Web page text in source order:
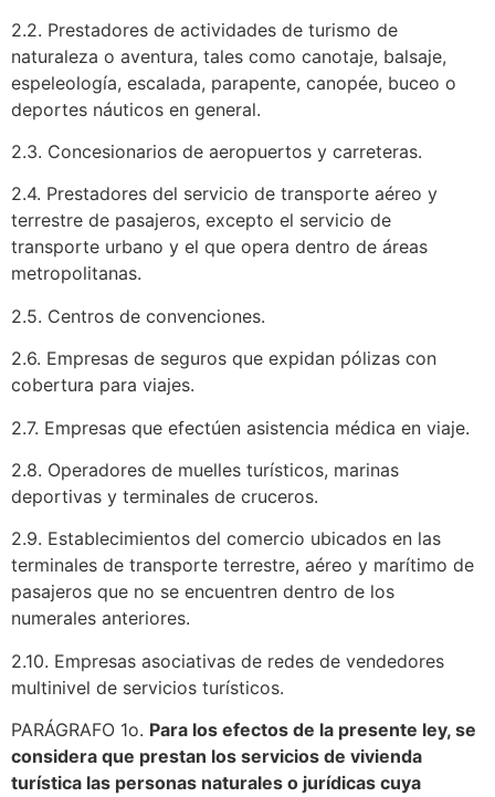
2.2. Prestadores de actividades de turismo de
naturaleza o aventura, tales como canotaje, balsaje,
espeleología, escalada, parapente, canopée, buceo o
deportes náuticos en general.
2.3. Concesionarios de aeropuertos y carreteras.
2.4. Prestadores del servicio de transporte aéreo y
terrestre de pasajeros, excepto el servicio de
transporte urbano y el que opera dentro de áreas
metropolitanas.
2.5. Centros de convenciones.
2.6. Empresas de seguros que expidan pólizas con
cobertura para viajes.
2.7. Empresas que efectúen asistencia médica en viaje.
2.8. Operadores de muelles turísticos, marinas
deportivas y terminales de cruceros.
2.9. Establecimientos del comercio ubicados en las
terminales de transporte terrestre, aéreo y marítimo de
pasajeros que no se encuentren dentro de los
numerales anteriores.
2.10. Empresas asociativas de redes de vendedores
multinivel de servicios turísticos.
PARÁGRAFO 1o. Para los efectos de la presente ley, se
considera que prestan los servicios de vivienda
turística las personas naturales o jurídicas cuya